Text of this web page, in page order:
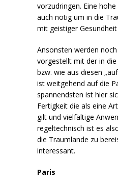
vorzudringen. Eine hohe
auch nötig um in die
mit geistiger
Ansonsten werden
vorgestellt mit der in
bzw. wie aus diesen
ist weitgehend auf die
spannendsten ist hier
Fertigkeit die als eine
gilt und vielfältige
regeltechnisch ist es
die Traumlande zu
interessant.
Paris